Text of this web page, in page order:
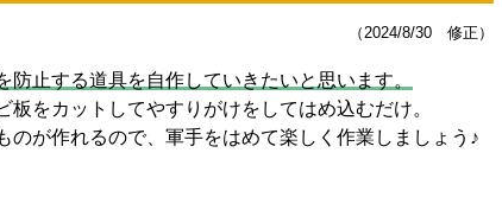
（2024/8/30 修正）
止する道具を自作していきたいと思います。
をカットしてやすりがけをしてはめ込むだけ。
のが作れるので、軍手をはめて楽しく作業しましょう♪